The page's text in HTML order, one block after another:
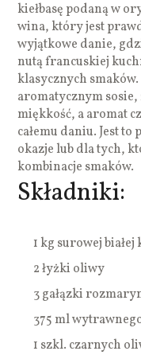
kiełbasę podaną w
wina, który jest
wyjątkowe danie,
nutą francuskiej
klasycznych smaków.
aromatycznym
miękkość, a aromat
całemu daniu. Jest
okazje lub dla tych,
kombinacje smaków.
Składniki:
1 kg surowej białej
2 łyżki oliwy
3 gałązki
375 ml
1 szkl. czarnych